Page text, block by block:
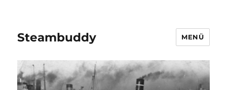
Steambuddy MENÜ